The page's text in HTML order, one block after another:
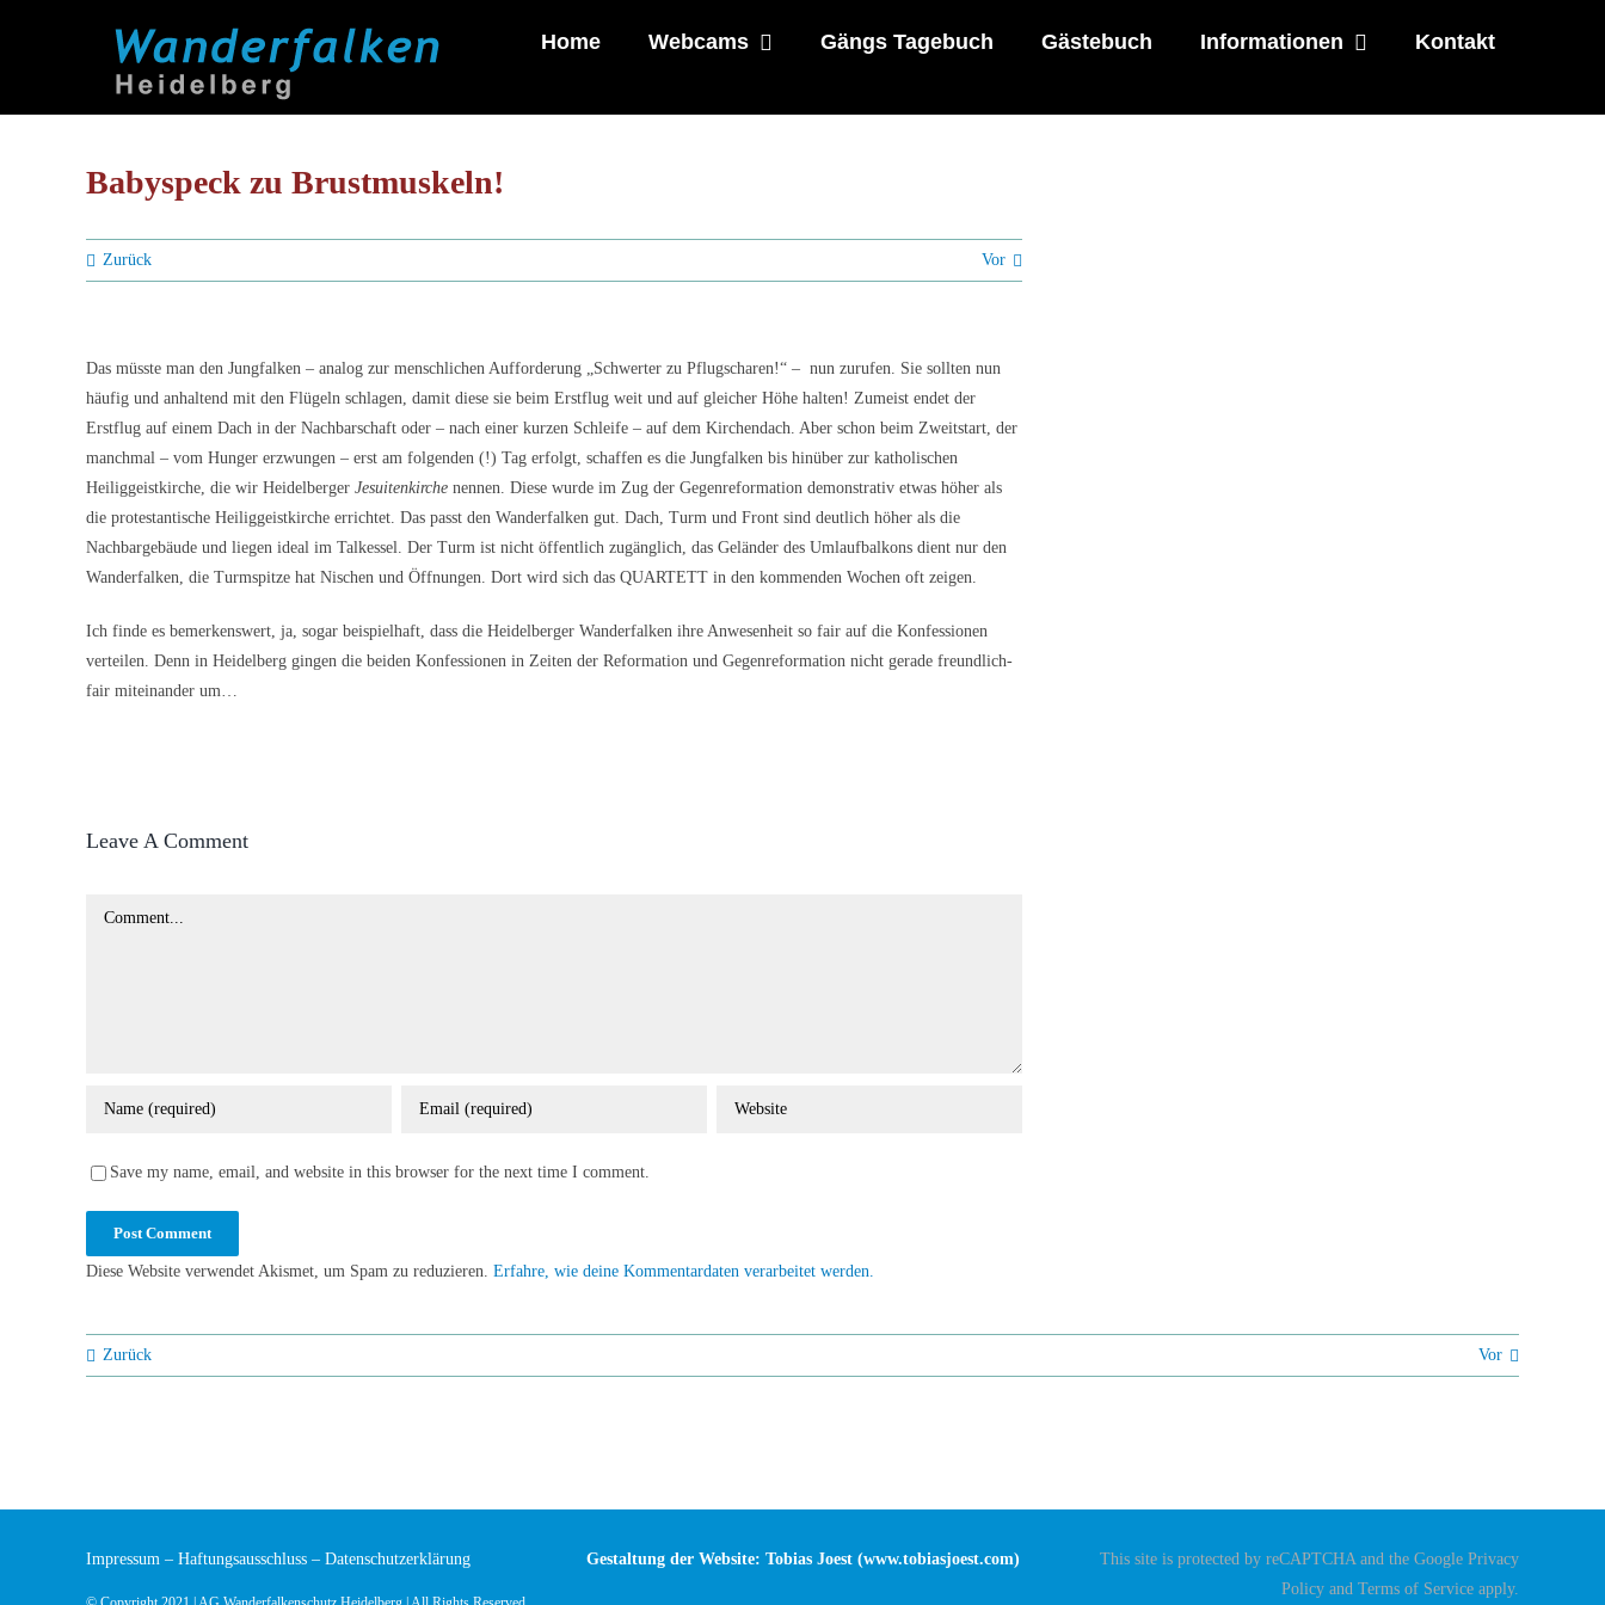
Home Webcams Gängs Tagebuch Gästebuch Informationen Kontakt
Babyspeck zu Brustmuskeln!
Zurück Vor
Das müsste man den Jungfalken – analog zur menschlichen Aufforderung „Schwerter zu Pflugscharen!“ – nun zurufen. Sie sollten nun
häufig und anhaltend mit den Flügeln schlagen, damit diese sie beim Erstflug weit und auf gleicher Höhe halten! Zumeist endet der
Erstflug auf einem Dach in der Nachbarschaft oder – nach einer kurzen Schleife – auf dem Kirchendach. Aber schon beim Zweitstart, der
manchmal – vom Hunger erzwungen – erst am folgenden (!) Tag erfolgt, schaffen es die Jungfalken bis hinüber zur katholischen
Heiliggeistkirche, die wir HeidelbergerJesuitenkirchenennen. Diese wurde im Zug der Gegenreformation demonstrativ etwas höher als
die protestantische Heiliggeistkirche errichtet. Das passt den Wanderfalken gut. Dach, Turm und Front sind deutlich höher als die
Nachbargebäude und liegen ideal im Talkessel. Der Turm ist nicht öffentlich zugänglich, das Geländer des Umlaufbalkons dient nur den
Wanderfalken, die Turmspitze hat Nischen und Öffnungen. Dort wird sich das QUARTETT in den kommenden Wochen oft zeigen.
Ich finde es bemerkenswert, ja, sogar beispielhaft, dass die Heidelberger Wanderfalken ihre Anwesenheit so fair auf die Konfessionen
verteilen. Denn in Heidelberg gingen die beiden Konfessionen in Zeiten der Reformation und Gegenreformation nicht gerade freundlich-
fair miteinander um…
Leave A Comment
Comment
Save my name, email, and website in this browser for the next time I comment.
Diese Website verwendet Akismet, um Spam zu reduzieren. Erfahre, wie deine Kommentardaten verarbeitet werden.
Zurück Vor
Impressum – Haftungsausschluss – Datenschutzerklärung Gestaltung der Website: Tobias Joest (www.tobiasjoest.com) This site is protected by reCAPTCHA and the Google Privacy
Policy and Terms of Service apply.